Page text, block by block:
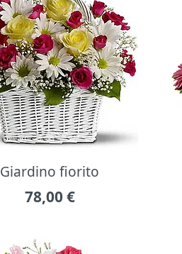
Giardino fiorito
78,00 €